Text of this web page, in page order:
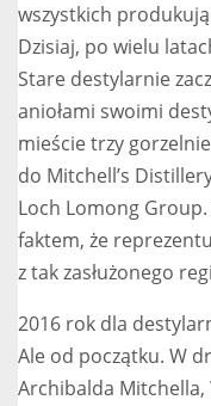
wszystkich
Dzisiaj, po wielu
Stare destylarnie
aniołami swoimi
mieście trzy
do Mitchell’s
Loch Lomong Group.
faktem, że
z tak zasłużonego
2016 rok dla
Ale od początku. W
Archibalda Mitchella,